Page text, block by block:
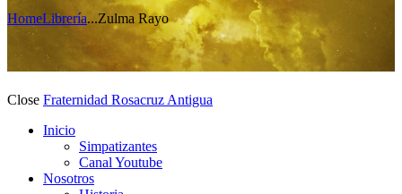
HomeLibrería...Zulma Rayo
Close Fraternidad Rosacruz Antigua
Inicio
Simpatizantes
Canal Youtube
Nosotros